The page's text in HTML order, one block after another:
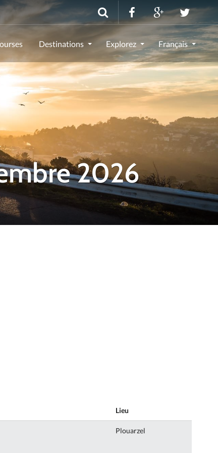
Destinations Explorez Français
2026
Lieu
Plouarzel